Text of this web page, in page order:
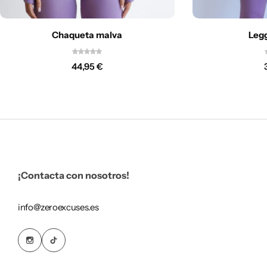
Chaqueta malva
44,95€
¡Contacta con nosotros!
info@zeroexcuses.es